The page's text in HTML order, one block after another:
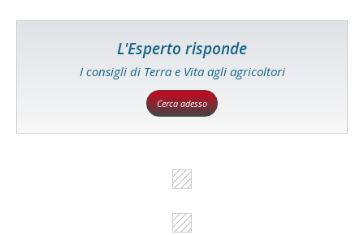
L'Esperto risponde
I consigli di Terra e Vita agli agricoltori
Cerca adesso